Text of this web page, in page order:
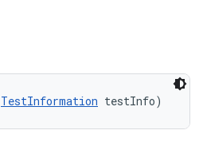
TestInformation testInfo)